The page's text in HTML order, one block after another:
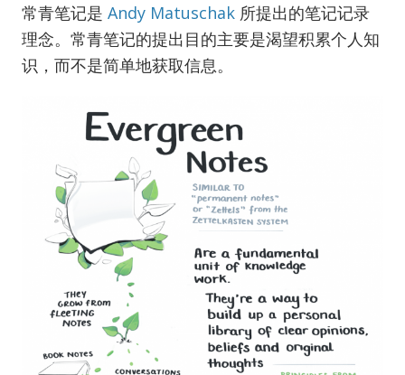
常青笔记是 Andy Matuschak 所提出的笔记记录
理念。常青笔记的提出目的主要是渴望积累个人知
识，而不是简单地获取信息。